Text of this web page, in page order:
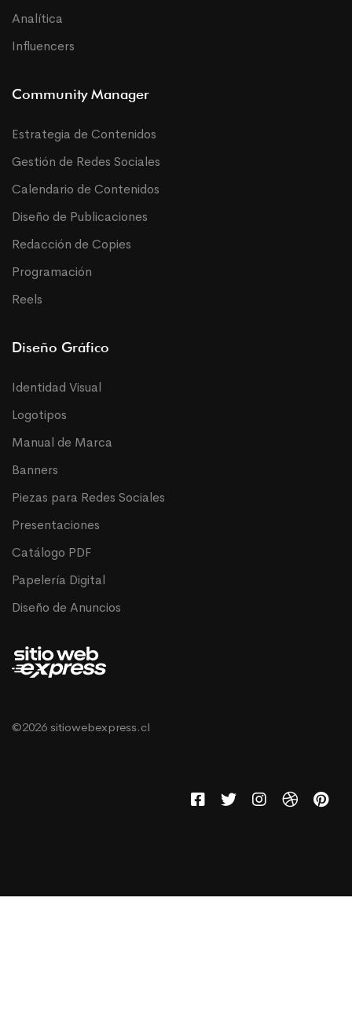
Analítica
Influencers
Community Manager
Estrategia de Contenidos
Gestión de Redes Sociales
Calendario de Contenidos
Diseño de Publicaciones
Redacción de Copies
Programación
Reels
Diseño Gráfico
Identidad Visual
Logotipos
Manual de Marca
Banners
Piezas para Redes Sociales
Presentaciones
Catálogo PDF
Papelería Digital
Diseño de Anuncios
©2026 sitiowebexpress.cl